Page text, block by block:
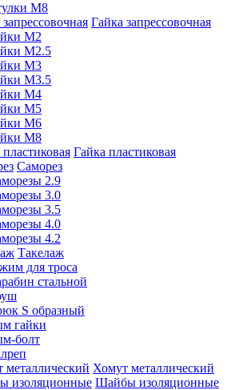
М8
Гайка запрессовочная
М2
М2.5
М3
М3.5
М4
М5
М6
М8
Гайка пластиковая
Саморез
2.9
3.0
3.5
4.0
4.2
Такелаж
для троса
стальной
S образный
гайки
болт
Хомут металлический
Шайбы изоляционные